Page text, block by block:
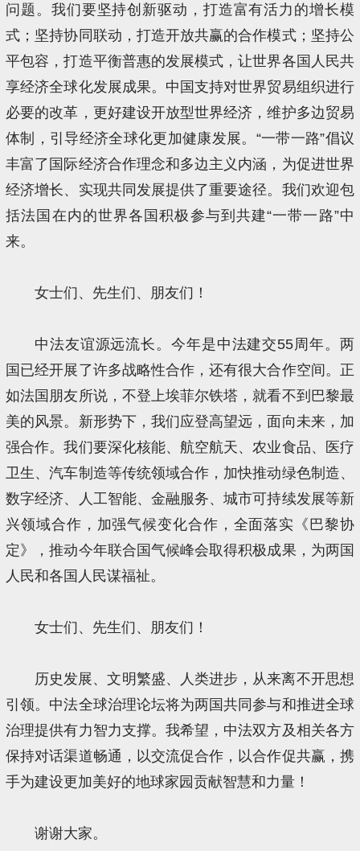
问题。我们要坚持创新驱动，打造富有活力的增长模
式；坚持协同联动，打造开放共赢的合作模式；坚持公
平包容，打造平衡普惠的发展模式，让世界各国人民共
享经济全球化发展成果。中国支持对世界贸易组织进行
必要的改革，更好建设开放型世界经济，维护多边贸易
体制，引导经济全球化更加健康发展。“一带一路”倡议
丰富了国际经济合作理念和多边主义内涵，为促进世界
经济增长、实现共同发展提供了重要途径。我们欢迎包
括法国在内的世界各国积极参与到共建“一带一路”中
来。
女士们、先生们、朋友们！
中法友谊源远流长。今年是中法建交55周年。两
国已经开展了许多战略性合作，还有很大合作空间。正
如法国朋友所说，不登上埃菲尔铁塔，就看不到巴黎最
美的风景。新形势下，我们应登高望远，面向未来，加
强合作。我们要深化核能、航空航天、农业食品、医疗
卫生、汽车制造等传统领域合作，加快推动绿色制造、
数字经济、人工智能、金融服务、城市可持续发展等新
兴领域合作，加强气候变化合作，全面落实《巴黎协
定》，推动今年联合国气候峰会取得积极成果，为两国
人民和各国人民谋福祉。
女士们、先生们、朋友们！
历史发展、文明繁盛、人类进步，从来离不开思想
引领。中法全球治理论坛将为两国共同参与和推进全球
治理提供有力智力支撑。我希望，中法双方及相关各方
保持对话渠道畅通，以交流促合作，以合作促共赢，携
手为建设更加美好的地球家园贡献智慧和力量！
谢谢大家。